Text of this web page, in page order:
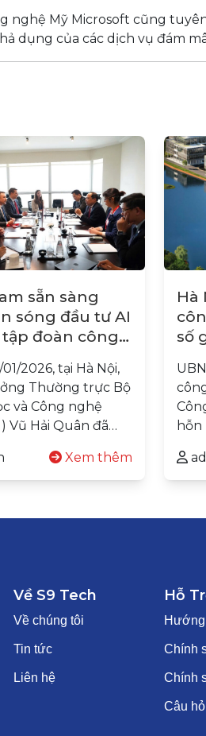
nghệ Mỹ Microsoft cũng
dụng của các dịch vụ đám
sẵn sàng
sóng đầu tư AI
đoàn công
01/2026, tại Hà Nội,
Thường trực Bộ
và Công nghệ
Vũ Hải Quân đã…
Xem thêm
Hà
số
hỗn
Về S9 Tech
Về chúng tôi
Tin tức
Liên hệ
Hỗ
Chính
Chính
Câu